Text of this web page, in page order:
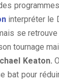
interpréter le
se
tournage
Keaton.
pour